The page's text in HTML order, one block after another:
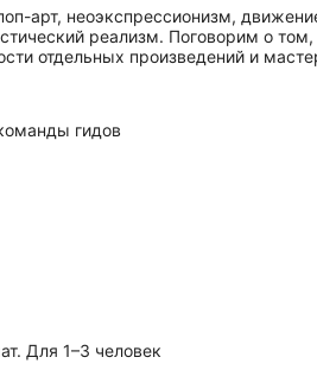
арт, неоэкспрессионизм,
реализм. Поговорим о
отдельных произведений и
гидов
Для 1–3 человек